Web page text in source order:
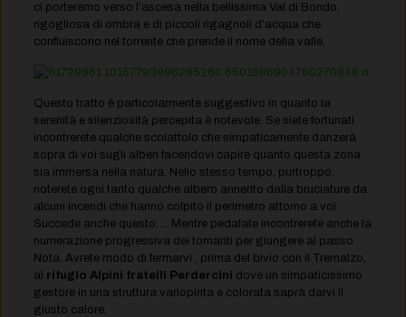
ci porteremo verso l’ascesa nella bellissima Val di Bondo,
rigogliosa di ombra e di piccoli rigagnoli d’acqua che
confluiscono nel torrente che prende il nome della valle.
Questo tratto è particolarmente suggestivo in quanto la
serenità e silenziosità percepita è notevole. Se siete fortunati
incontrerete qualche scoiattolo che simpaticamente danzerà
sopra di voi sugli alberi facendovi capire quanto questa zona
sia immersa nella natura. Nello stesso tempo, purtroppo,
noterete ogni tanto qualche albero annerito dalla bruciature da
alcuni incendi che hanno colpito il perimetro attorno a voi.
Succede anche questo…. Mentre pedalate incontrerete anche la
numerazione progressiva dei tornanti per giungere al passo
Nota. Avrete modo di fermarvi , prima del bivio con il Tremalzo,
al rifugio Alpini fratelli Perdercini
dove un simpaticissimo
gestore in una struttura variopinta e colorata saprà darvi il
giusto calore.